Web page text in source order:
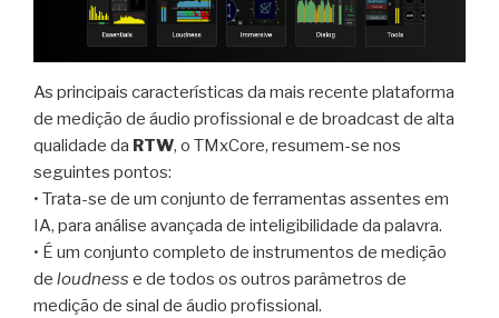
As principais características da mais recente plataforma
de medição de áudio profissional e de broadcast de alta
qualidade da RTW, o TMxCore, resumem-se nos
seguintes pontos:
• Trata-se de um conjunto de ferramentas assentes em
IA, para análise avançada de inteligibilidade da palavra.
• É um conjunto completo de instrumentos de medição
de loudness e de todos os outros parâmetros de
medição de sinal de áudio profissional.